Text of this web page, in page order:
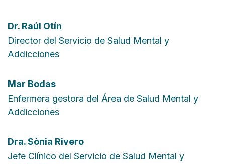
Dr. Raúl Otín
Director del Servicio de Salud Mental y
Addicciones
Mar Bodas
Enfermera gestora del Área de Salud Mental y
Addicciones
Dra.Sònia Rivero
Jefe Clínico del Servicio de Salud Mental y